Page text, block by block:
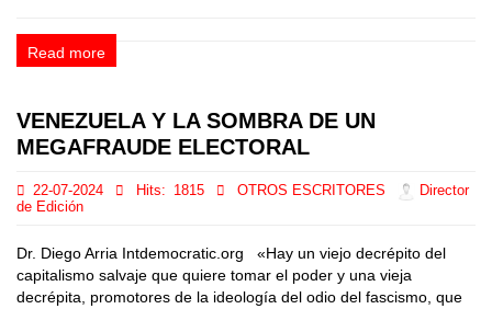
Read more
VENEZUELA Y LA SOMBRA DE UN
MEGAFRAUDE ELECTORAL
22-07-2024 Hits: 1815 OTROS ESCRITORES
Director
de Edición
Dr. Diego Arria Intdemocratic.org «Hay un viejo decrépito del
capitalismo salvaje que quiere tomar el poder y una vieja
decrépita, promotores de la ideología del odio del fascismo, que